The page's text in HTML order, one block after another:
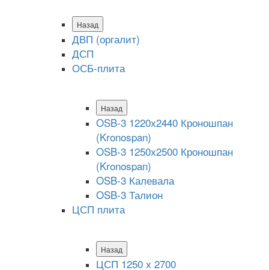
Назад
ДВП (оргалит)
ДСП
ОСБ-плита
Назад
OSB-3 1220х2440 Кроношпан
(Kronospan)
OSB-3 1250х2500 Кроношпан
(Kronospan)
OSB-3 Калевала
OSB-3 Талион
ЦСП плита
Назад
ЦСП 1250 х 2700